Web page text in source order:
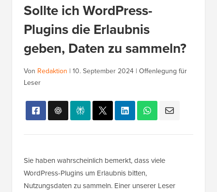
Sollte ich WordPress-
Plugins die Erlaubnis
geben, Daten zu sammeln?
Von Redaktion | 10. September 2024 | Offenlegung für
Leser
Sie haben wahrscheinlich bemerkt, dass viele
WordPress-Plugins um Erlaubnis bitten,
Nutzungsdaten zu sammeln. Einer unserer Leser